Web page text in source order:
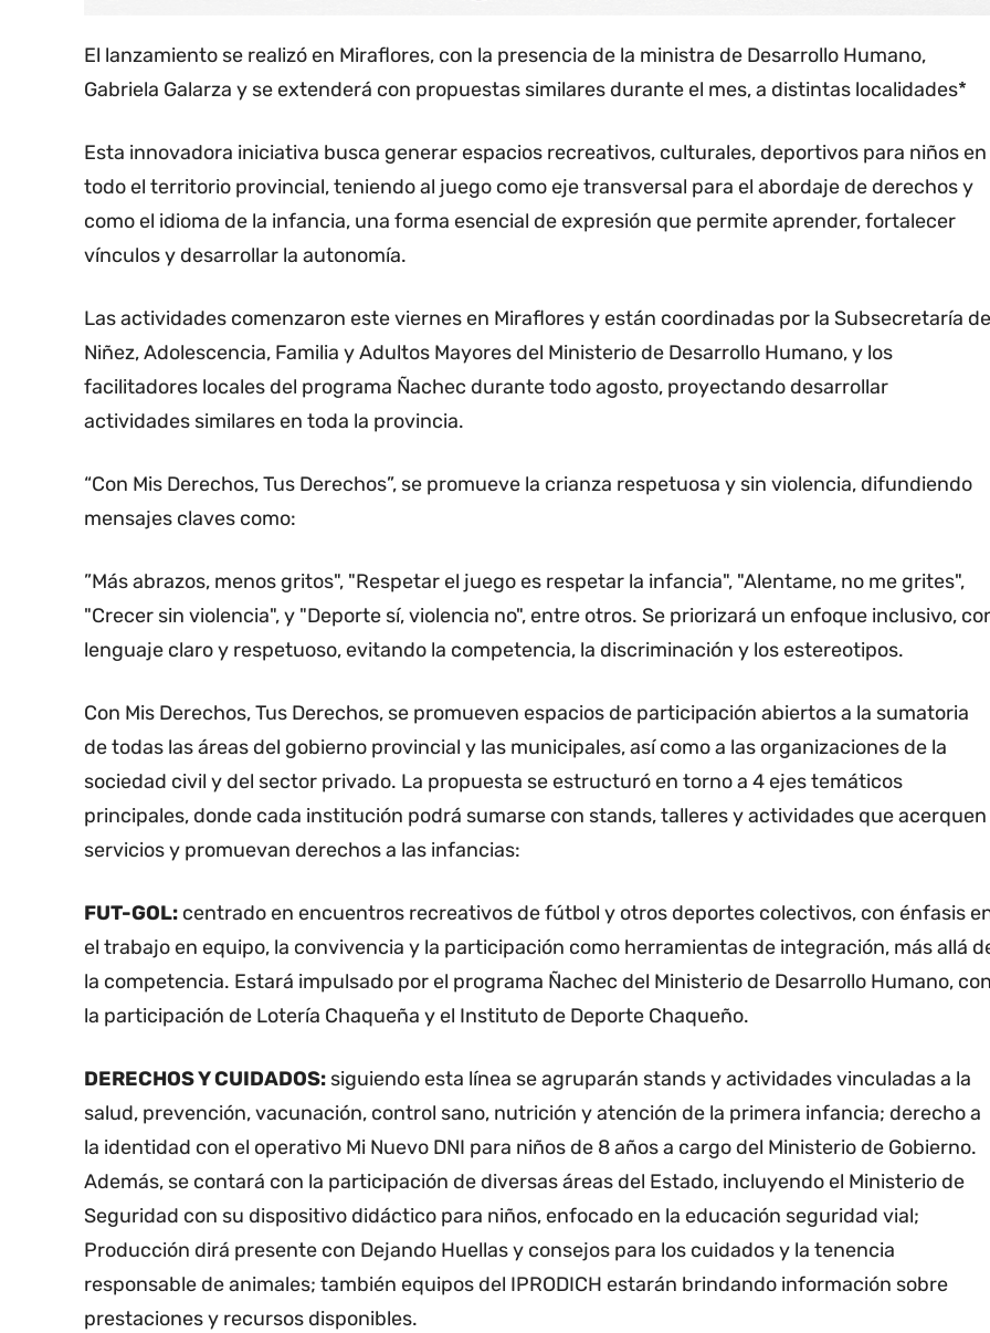
El lanzamiento se realizó en Miraflores, con la presencia de la ministra de Desarrollo Humano,
Gabriela Galarza y se extenderá con propuestas similares durante el mes, a distintas localidades*
Esta innovadora iniciativa busca generar espacios recreativos, culturales, deportivos para niños en
todo el territorio provincial, teniendo al juego como eje transversal para el abordaje de derechos y
como el idioma de la infancia, una forma esencial de expresión que permite aprender, fortalecer
vínculos y desarrollar la autonomía.
Las actividades comenzaron este viernes en Miraflores y están coordinadas por la Subsecretaría de
Niñez, Adolescencia, Familia y Adultos Mayores del Ministerio de Desarrollo Humano, y los
facilitadores locales del programa Ñachec durante todo agosto, proyectando desarrollar
actividades similares en toda la provincia.
“Con Mis Derechos, Tus Derechos”, se promueve la crianza respetuosa y sin violencia, difundiendo
mensajes claves como:
”Más abrazos, menos gritos", "Respetar el juego es respetar la infancia", "Alentame, no me grites",
"Crecer sin violencia", y "Deporte sí, violencia no", entre otros. Se priorizará un enfoque inclusivo,
lenguaje claro y respetuoso, evitando la competencia, la discriminación y los estereotipos.
Con Mis Derechos, Tus Derechos, se promueven espacios de participación abiertos a la sumatoria
de todas las áreas del gobierno provincial y las municipales, así como a las organizaciones de la
sociedad civil y del sector privado. La propuesta se estructuró en torno a 4 ejes temáticos
principales, donde cada institución podrá sumarse con stands, talleres y actividades que acerquen
servicios y promuevan derechos a las infancias:
FUT-GOL: centrado en encuentros recreativos de fútbol y otros deportes colectivos, con énfasis
el trabajo en equipo, la convivencia y la participación como herramientas de integración, más allá
la competencia. Estará impulsado por el programa Ñachec del Ministerio de Desarrollo Humano,
la participación de Lotería Chaqueña y el Instituto de Deporte Chaqueño.
DERECHOS Y CUIDADOS: siguiendo esta línea se agruparán stands y actividades vinculadas a la
salud, prevención, vacunación, control sano, nutrición y atención de la primera infancia; derecho a
la identidad con el operativo Mi Nuevo DNI para niños de 8 años a cargo del Ministerio de Gobierno.
Además, se contará con la participación de diversas áreas del Estado, incluyendo el Ministerio de
Seguridad con su dispositivo didáctico para niños, enfocado en la educación seguridad vial;
Producción dirá presente con Dejando Huellas y consejos para los cuidados y la tenencia
responsable de animales; también equipos del IPRODICH estarán brindando información sobre
prestaciones y recursos disponibles.